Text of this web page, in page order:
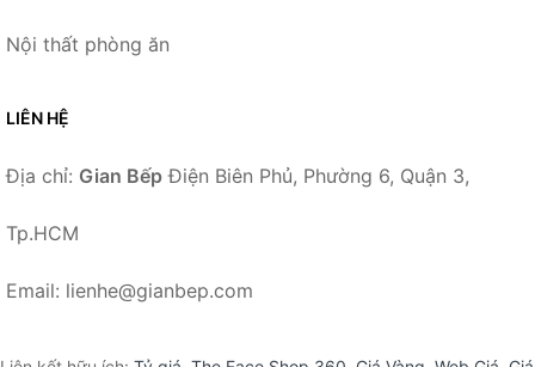
Nội thất phòng ăn
LIÊN HỆ
Địa chỉ: Gian Bếp Điện Biên Phủ, Phường 6, Quận 3,
Tp.HCM
Email: lienhe@gianbep.com